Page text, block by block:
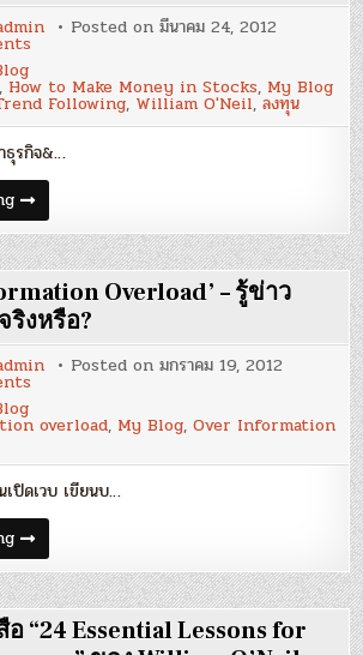
Posted onมีนาคม 24, 2012
:
‘บริหาร
พอร์ต
เหมือน
บริหาร
สต็อค
สินค้า
กับ
แนวคิด
ของ
William
O’Neil’
[Updated
2017]
, How to Make Money in Stocks, My Blog
Following, William O'Neil,ลงทุน
ธุรกิจ&…
Blog
17
:
‘บริหาร
พอร์ต
เหมือน
บริหาร
สต็อค
สินค้า
กับ
แนวคิด
ของ
William
O’Neil’
[Updated
Overload’ – รู้ข่าว
ริงหรือ?
Posted onมกราคม 19, 2012
:
Overload’
–
รู้
ข่าว
เยอะ
ได้
เปรียบ
จริง
หรือ?
overload, My Blog,Over Information
เปิดเวบ เขียนบ…
Blog
16
:
‘Information
Overload’
–
รู้ “24 Essential Lessons for